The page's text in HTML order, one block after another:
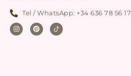
Tel / WhatsApp: +34 636 78 56 17